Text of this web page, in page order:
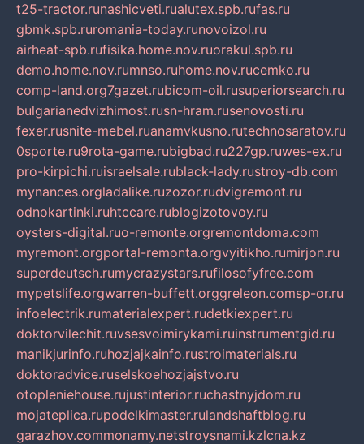
t25-tractor.runashicveti.rualutex.spb.rufas.ru
gbmk.spb.ruromania-today.runovoizol.ru
airheat-spb.rufisika.home.nov.ruorakul.spb.ru
demo.home.nov.rumnso.ruhome.nov.rucemko.ru
comp-land.org7gazet.rubicom-oil.rusuperiorsearch.ru
bulgarianedvizhimost.rusn-hram.rusenovosti.ru
fexer.rusnite-mebel.ruanamvkusno.rutechnosaratov.ru
0sporte.ru9rota-game.rubigbad.ru227gp.ruwes-ex.ru
pro-kirpichi.ruisraelsale.rublack-lady.rustroy-db.com
mynances.orgladalike.ruzozor.rudvigremont.ru
odnokartinki.ruhtccare.rublogizotovoy.ru
oysters-digital.ruo-remonte.orgremontdoma.com
myremont.orgportal-remonta.orgvyitikho.rumirjon.ru
superdeutsch.rumycrazystars.rufilosofyfree.com
mypetslife.orgwarren-buffett.orggreleon.comsp-or.ru
infoelectrik.rumaterialexpert.rudetkiexpert.ru
doktorvilechit.ruvsesvoimirykami.ruinstrumentgid.ru
manikjurinfo.ruhozjajkainfo.rustroimaterials.ru
doktoradvice.ruselskoehozjajstvo.ru
otopleniehouse.rujustinterior.ruchastnyjdom.ru
mojateplica.rupodelkimaster.rulandshaftblog.ru
garazhov.commonamy.netstroysnami.kzlcna.kz